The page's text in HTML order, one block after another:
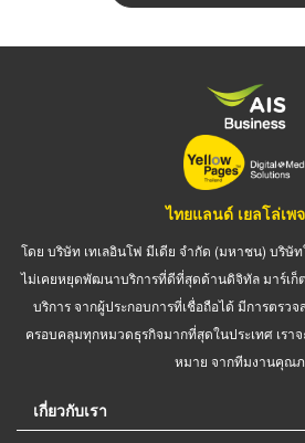
ไทยแลนด์ เยลโล่เพ
โดย บริษัท เทเลอินโฟ มีเดีย จำกัด (มหาชน) บริษัท
ไม่เคยหยุดพัฒนาบริการที่ดีที่สุดด้านดิจิทัล มาร์เก็
บริการ จากผู้ประกอบการที่เชื่อถือได้ มีการตรว
ครอบคลุมทุกหมวดธุรกิจมากที่สุดในประเทศ เรา
หมาย จากทีมงานคุณ
เกี่ยวกับเรา